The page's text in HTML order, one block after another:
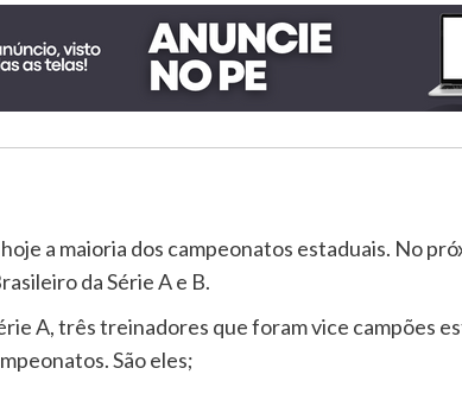
a maioria dos campeonatos estaduais. No
da Série A e B.
A, três treinadores que foram vice campões
São eles;